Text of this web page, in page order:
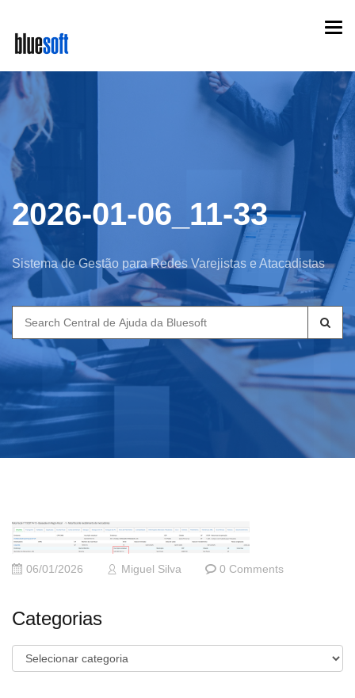
main
content
2026-01-06_11-33
Sistema de Gestão para Redes Varejistas e Atacadistas
Search
for:
06/01/2026 Miguel Silva 0 Comments
Categorias
Categorias